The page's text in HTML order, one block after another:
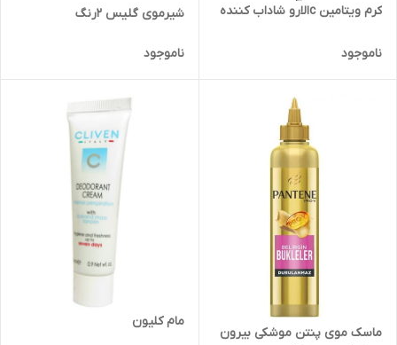
کرم ویتامین cالارو شاداب کننده
ناموجود
شیرموی گلیس ۲رنگ
ناموجود
ماسک موی پنتن موشکی بیرون
مام کلیون